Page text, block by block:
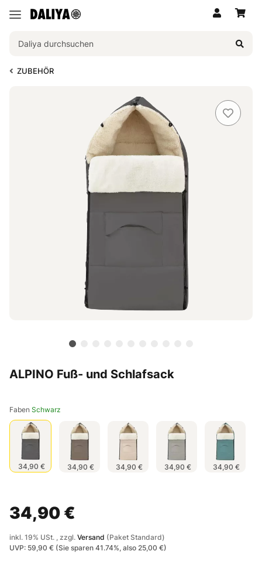
ZUBEHÖR
ALPINO Fuß- und Schlafsack
Faben Schwarz
34,90 € 34,90 € 34,90 € 34,90 € 34,90 €
34,90 €
inkl. 19% USt. , zzgl. Versand (Paket Standard)
UVP: 59,90 € (Sie sparen 41.74% , also 25,00 €)